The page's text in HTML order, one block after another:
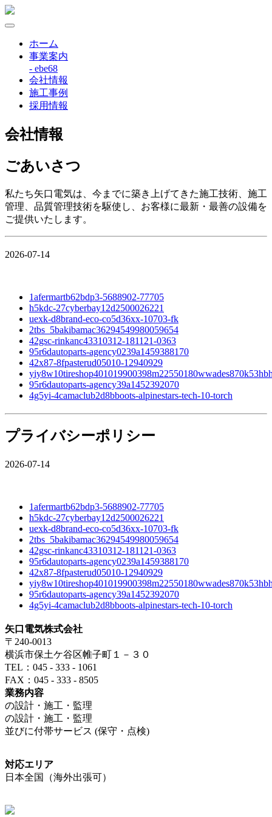
ホーム
事業案内
- ebe68
会社情報
施工事例
採用情報
会社情報
ごあいさつ
私たち矢口電気は、今までに築き上げてきた施工技術、施工
管理、品質管理技術を駆使し、お客様に最新・最善の設備を
ご提供いたします。
2026-07-14
1afermartb62bdp3-5688902-77705
h5kdc-27cyberbay12d2500026221
uexk-d8brand-eco-co5d36xx-10703-fk
2tbs_5bakibamac36294549980059654
42gsc-rinkanc43310312-181121-0363
95r6dautoparts-agency0239a1459388170
42x87-8fpasterud05010-12940929
95r6dautoparts-agency39a1452392070
4g5yi-4camaclub2d8bboots-alpinestars-tech-10-torch
プライバシーポリシー
2026-07-14
1afermartb62bdp3-5688902-77705
h5kdc-27cyberbay12d2500026221
uexk-d8brand-eco-co5d36xx-10703-fk
2tbs_5bakibamac36294549980059654
42gsc-rinkanc43310312-181121-0363
95r6dautoparts-agency0239a1459388170
42x87-8fpasterud05010-12940929
95r6dautoparts-agency39a1452392070
4g5yi-4camaclub2d8bboots-alpinestars-tech-10-torch
矢口電気株式会社
〒240-0013
横浜市保土ケ谷区帷子町１－３０
TEL：045 - 333 - 1061
FAX：045 - 333 - 8505
業務内容
の設計・施工・監理
の設計・施工・監理
並びに付帯サービス (保守・点検)
対応エリア
日本全国（海外出張可）